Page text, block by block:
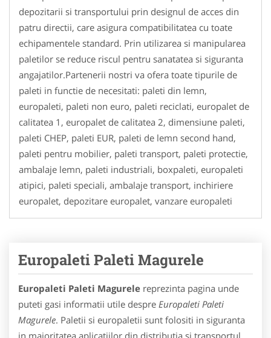
depozitarii si transportului prin designul de acces din
patru directii, care asigura compatibilitatea cu toate
echipamentele standard. Prin utilizarea si manipularea
paletilor se reduce riscul pentru sanatatea si siguranta
angajatilor.Partenerii nostri va ofera toate tipurile de
paleti in functie de necesitati: paleti din lemn,
europaleti, paleti non euro, paleti reciclati, europalet de
calitatea 1, europalet de calitatea 2, dimensiune paleti,
paleti CHEP, paleti EUR, paleti de lemn second hand,
paleti pentru mobilier, paleti transport, paleti protectie,
ambalaje lemn, paleti industriali, boxpaleti, europaleti
atipici, paleti speciali, ambalaje transport, inchiriere
europalet, depozitare europalet, vanzare europaleti
Europaleti Paleti Magurele
Europaleti Paleti Magurele reprezinta pagina unde
puteti gasi informatii utile despre Europaleti Paleti
Magurele. Paletii si europaletii sunt folositi in siguranta
in majoritatea aplicatiilor din distributia si transportul